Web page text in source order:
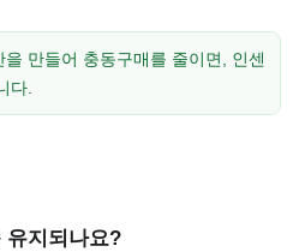
을 만들어 충동구매를 줄이면, 인센
다.
유지되나요?